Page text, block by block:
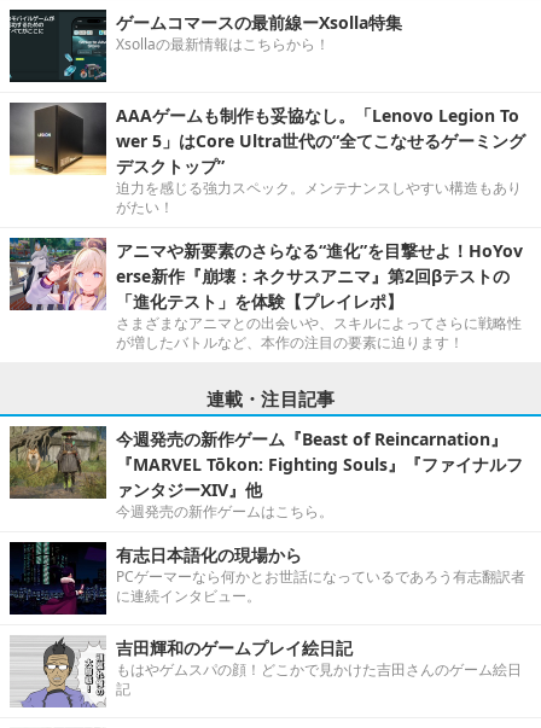
ゲームコマースの最前線ーXsolla特集
Xsollaの最新情報はこちらから！
AAAゲームも制作も妥協なし。「Lenovo Legion To
wer 5」はCore Ultra世代の“全てこなせるゲーミング
デスクトップ”
迫力を感じる強力スペック。メンテナンスしやすい構造もあり
がたい！
アニマや新要素のさらなる“進化”を目撃せよ！HoYov
erse新作『崩壊：ネクサスアニマ』第2回βテストの
「進化テスト」を体験【プレイレポ】
さまざまなアニマとの出会いや、スキルによってさらに戦略性
が増したバトルなど、本作の注目の要素に迫ります！
連載・注目記事
今週発売の新作ゲーム『Beast of Reincarnation』
『MARVEL Tōkon: Fighting Souls』『ファイナルフ
ァンタジーXIV』他
今週発売の新作ゲームはこちら。
有志日本語化の現場から
PCゲーマーなら何かとお世話になっているであろう有志翻訳者
に連続インタビュー。
吉田輝和のゲームプレイ絵日記
もはやゲムスパの顔！どこかで見かけた吉田さんのゲーム絵日
記